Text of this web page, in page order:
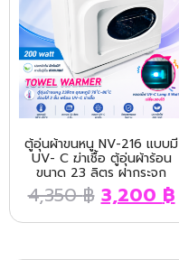
ตู้อุ่นผ้าขนหนู NV-216 แบบมี
UV- C ฆ่าเชื้อ ตู้อุ่นผ้าร้อน
ขนาด 23 ลิตร ฝากระจก
4,350฿ 3,200฿